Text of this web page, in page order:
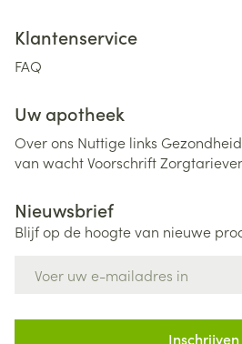
Klantenservice
FAQ
Uw apotheek
Over ons Nuttige links
van wachtVoorschrift
Nieuwsbrief
Blijf op de hoogte van nieuwe
Inschrijven